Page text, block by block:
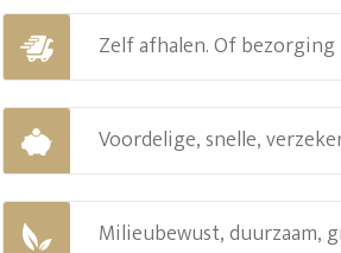
Zelf afhalen. Of
Voordelige, snelle,
Milieubewust, duurzaam,